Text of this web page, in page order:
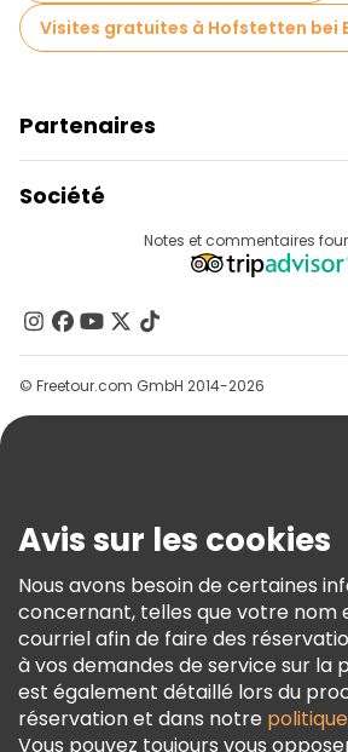
Visites gratuites à Hofstetten bei
Partenaires
Connexion Du Fournisseur
Programme D’affiliation
Société
Contactez-Nous
Groupes
Aide
Conditions Générales Et Mentions
Politique En Matière De Cookies
Freetour Prix
Programme De Fidélité
Notes et commentaires
© Freetour.com GmbH 2014-2026
Avis sur les cookies
Nous avons besoin de certaines
concernant, telles que votre nom
courriel afin de faire des
à vos demandes de service sur la
est également détaillé lors du
réservation et dans notre
Vous pouvez toujours vous